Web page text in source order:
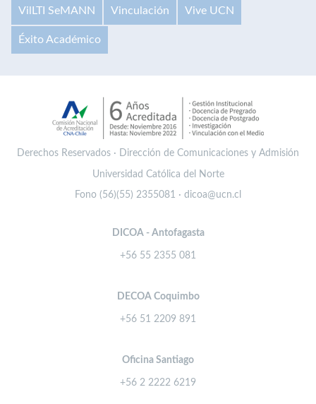
VilLTI SeMANN Vinculación Vive UCN
Éxito Académico
Derechos Reservados · Dirección de Comunicaciones y Admisión
Universidad Católica del Norte
Fono (56)(55) 2355081 · dicoa@ucn.cl
DICOA - Antofagasta
+56 55 2355 081
DECOA Coquimbo
+56 51 2209 891
Oficina Santiago
+56 2 2222 6219